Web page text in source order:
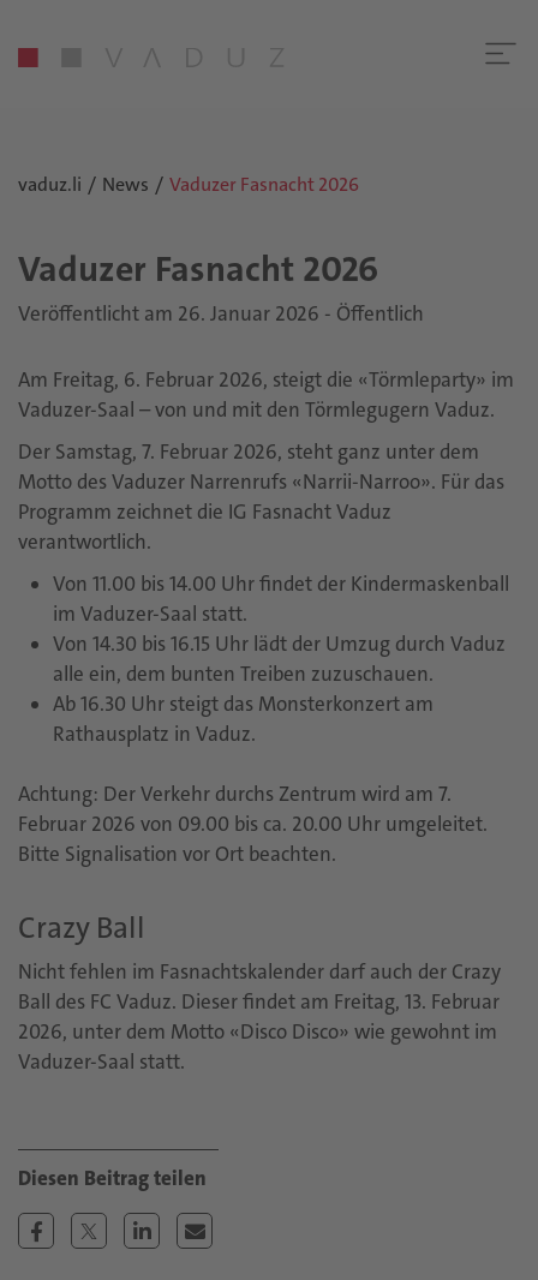
vaduz.li News Vaduzer Fasnacht 2026
Va­du­zer Fas­nacht 2026
Veröffentlicht am 26. Januar 2026 - Öffentlich
Am Freitag, 6. Februar 2026, steigt die «Törmleparty» im
Vaduzer-Saal – von und mit den Törmlegugern Vaduz.
Der Samstag, 7. Februar 2026, steht ganz unter dem
Motto des Vaduzer Narrenrufs «Narrii-Narroo». Für das
Programm zeichnet die IG Fasnacht Vaduz
verantwortlich.
Von 11.00 bis 14.00 Uhr findet der Kindermaskenball
im Vaduzer-Saal statt.
Von 14.30 bis 16.15 Uhr lädt der Umzug durch Vaduz
alle ein, dem bunten Treiben zuzuschauen.
Ab 16.30 Uhr steigt das Monsterkonzert am
Rathausplatz in Vaduz.
Achtung: Der Verkehr durchs Zentrum wird am 7.
Februar 2026 von 09.00 bis ca. 20.00 Uhr umgeleitet.
Bitte Signalisation vor Ort beachten.
Crazy Ball
Nicht fehlen im Fasnachtskalender darf auch der Crazy
Ball des FC Vaduz. Dieser findet am Freitag, 13. Februar
2026, unter dem Motto «Disco Disco» wie gewohnt im
Vaduzer-Saal statt.